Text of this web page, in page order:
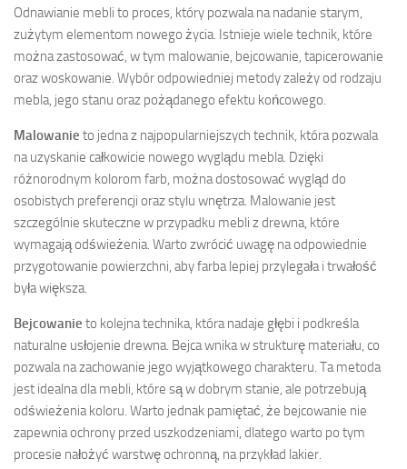
Odnawianie mebli to proces, który pozwala na nadanie starym,
zużytym elementom nowego życia. Istnieje wiele technik, które
można zastosować, w tym malowanie, bejcowanie, tapicerowanie
oraz woskowanie. Wybór odpowiedniej metody zależy od rodzaju
mebla, jego stanu oraz pożądanego efektu końcowego.
Malowanie to jedna z najpopularniejszych technik, która pozwala
na uzyskanie całkowicie nowego wyglądu mebla. Dzięki
różnorodnym kolorom farb, można dostosować wygląd do
osobistych preferencji oraz stylu wnętrza. Malowanie jest
szczególnie skuteczne w przypadku mebli z drewna, które
wymagają odświeżenia. Warto zwrócić uwagę na odpowiednie
przygotowanie powierzchni, aby farba lepiej przylegała i trwałość
była większa.
Bejcowanie to kolejna technika, która nadaje głębi i podkreśla
naturalne usłojenie drewna. Bejca wnika w strukturę materiału, co
pozwala na zachowanie jego wyjątkowego charakteru. Ta metoda
jest idealna dla mebli, które są w dobrym stanie, ale potrzebują
odświeżenia koloru. Warto jednak pamiętać, że bejcowanie nie
zapewnia ochrony przed uszkodzeniami, dlatego warto po tym
procesie nałożyć warstwę ochronną, na przykład lakier.